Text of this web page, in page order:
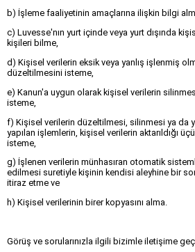
b) İşleme faaliyetinin amaçlarına ilişkin bilgi
c) Luvesse'nın yurt içinde veya yurt dışında
kişileri bilme,
d) Kişisel verilerin eksik veya yanlış işlenmiş
düzeltilmesini isteme,
e) Kanun'a uygun olarak kişisel verilerin
isteme,
f) Kişisel verilerin düzeltilmesi, silinmesi ya da
yapılan işlemlerin, kişisel verilerin aktarıldığı
isteme,
g) İşlenen verilerin münhasıran otomatik
edilmesi suretiyle kişinin kendisi aleyhine bir
itiraz etme ve
h) Kişisel verilerinin birer kopyasını alma.
Görüş ve sorularınızla ilgili bizimle iletişime